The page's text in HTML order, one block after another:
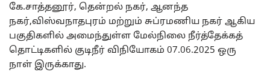
கே.சாத்தனூர், தென்றல் நகர், ஆனந்த
நகர்,விஸ்வநாதபுரம் மற்றும் சுப்ரமணிய நகர் ஆகிய
பகுதிகளில் அமைந்துள்ள மேல்நிலை நீர்த்தேக்கத்
தொட்டிகளில் குடிநீர் விநியோகம் 07.06.2025 ஒரு
நாள் இருக்காது.